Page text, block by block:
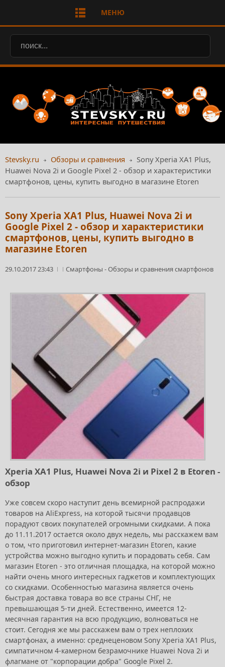
МЕНЮ
Stevsky.ru Обзоры и сравнения
Sony Xperia XA1 Plus,
Huawei Nova 2i и Google Pixel 2 - обзор и характеристики
смартфонов, цены, купить выгодно в магазине Etoren
Sony Xperia XA1 Plus, Huawei Nova 2i и
Google Pixel 2 - обзор и характеристики
смартфонов, цены, купить выгодно в
магазине Etoren
29.10.2017 23:43 Смартфоны -Обзоры и сравнения смартфонов
Xperia XA1 Plus, Huawei Nova 2i и Pixel 2 в Etoren -
обзор
Уже совсем скоро наступит день всемирной распродажи
товаров на AliExpress, на которой тысячи продавцов
порадуют своих покупателей огромными скидками. А пока
до 11.11.2017 остается около двух недель, мы расскажем вам
о том, что приготовил интернет-магазин Etoren, какие
устройства можно выгодно купить и порадовать себя. Сам
магазин Etoren - это отличная площадка, на которой можно
найти очень много интересных гаджетов и комплектующих
со скидками. Особенностью магазина является очень
быстрая доставка товара во все страны СНГ, не
превышающая 5-ти дней. Естественно, имеется 12-
месячная гарантия на всю продукцию, волноваться не
стоит. Сегодня же мы расскажем вам о трех неплохих
смартфонах, а именно: среднеценовом Sony Xperia XA1 Plus,
симпатичном 4-камерном безрамочнике Huawei Nova 2i и
флагмане от "корпорации добра" Google Pixel 2.